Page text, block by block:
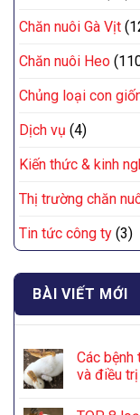
Chăn nuôi Gà Vịt
Chăn nuôi Heo
Chủng loại con
Dịch vụ (4)
Kiến thức & kinh
Thị trường chăn
Tin tức công ty (3)
BÀI VIẾT MỚI
Các bệnh
và điều trị